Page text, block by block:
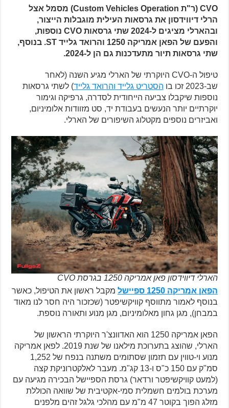
CVO (ר"ת Custom Vehicles Operation) מסמל אצל
הרלי דיווידסון את גרסאות העילית מוגבלות הייצור,
ובהארלי מציגים ל-2024 שתי גרסאות CVO נוספות,
והפעם של הפאן אמריקה 1250 והרואד גלייד ST. בנוסף,
שתי גרסאות תיור מתעדכנות גם הן ל-2024.
טיפול ה-CVO היוקרתי של הארלי מגיע השנה (לאחר
שב-2023 זכו בו
הסטריט גלייד והרואד גלייד) לשתי גרסאות
נוספות שיקבלו צביעה הייחודית לסדרה, גרפיקה וגימור
יוקרתיים יותר הנעשים בעבודת יד, סט מזוודות אלומיניום,
ואביזרים נוספים מקטלוג השיפורים של הארלי.
הארלי דיווידסון פאן אמריקה 1250 בגרסת CVO
הפאן אמריקה 1250 ספיישל
מקבל ראשון את הטיפול, כאשר
בנוסף לאמור מתווסף קוויקשיפטר (שכזכור היה חסר לנו מאוד
במבחן), מגן גחון מאלומיניום, מגן מנוע ותאורה נוספת.
הפאן אמריקה 1250 הוא האדוונצ'ר היוקרתי הראשון של
הארלי, שהוצג בתערוכת מילאנו של שנת 2019. לפאן אמריקה
מנוע וי-טווין עם תזמון שסתומים משתנה בנפח של 1,252
סמ"ק עם 150 כ"ס ו-13 קג"מ. מעבר לאלקטרוניקת קצה
(למעט קוויקשיפטר ורדאר) גרסת הספיישל הבכירה מגיעה עם
מערכת בולמים חשמלית סמי-אקטיבית של שוואה הכוללת
מזלג הפוך בקוטר 47 מ"מ עם מהלכי גלגל זהים מלפנים